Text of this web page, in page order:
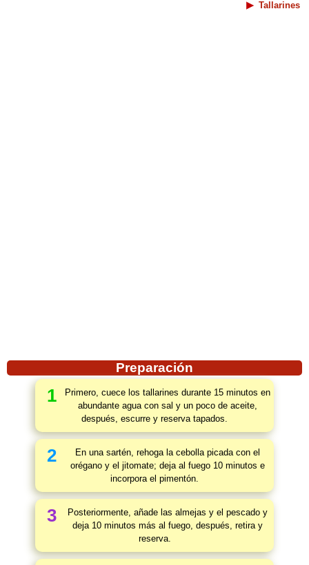
Tallarines
Preparación
1
Primero, cuece los tallarines durante 15 minutos en
abundante agua con sal y un poco de aceite,
después, escurre y reserva tapados.
2
En una sartén, rehoga la cebolla picada con el
orégano y el jitomate; deja al fuego 10 minutos e
incorpora el pimentón.
3
Posteriormente, añade las almejas y el pescado y
deja 10 minutos más al fuego, después, retira y
reserva.